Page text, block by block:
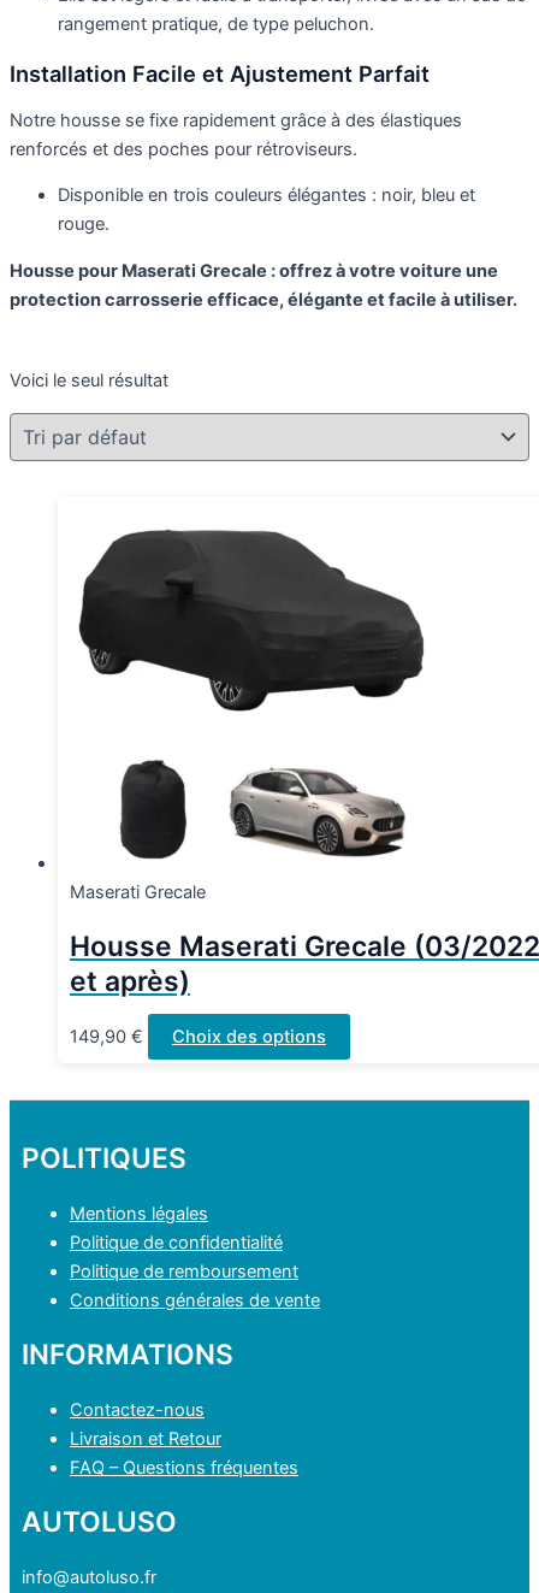
rangement pratique, de type peluchon.
Installation Facile et Ajustement Parfait
Notre housse se fixe rapidement grâce à des élastiques
renforcés et des poches pour rétroviseurs.
Disponible en trois couleurs élégantes : noir, bleu et
rouge.
Housse pour Maserati Grecale : offrez à votre voiture une
protection carrosserie efficace, élégante et facile à utiliser.
Voici le seul résultat
Maserati Grecale
Housse Maserati Grecale (03/2022
et après)
149,90 € Choix des options
produit
POLITIQUES
Mentions légales
Politique de confidentialité
Politique de remboursement
Conditions générales de vente
INFORMATIONS
Contactez-nous
Livraison et Retour
FAQ – Questions fréquentes
AUTOLUSO
info@autoluso.fr